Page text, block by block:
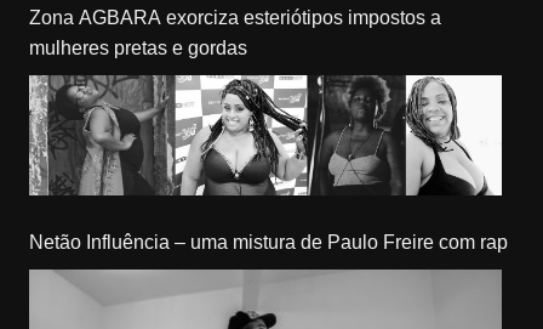
Zona AGBARA exorciza esteriótipos impostos a
mulheres pretas e gordas
Netão Influência – uma mistura de Paulo Freire com rap